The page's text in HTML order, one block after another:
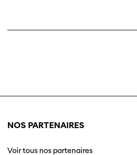
NOS PARTENAIRES
Voir tous nos partenaires